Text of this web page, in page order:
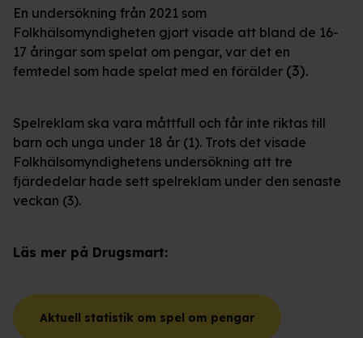
En undersökning från 2021 som
Folkhälsomyndigheten gjort visade att bland de 16-
17 åringar som spelat om pengar, var det en
femtedel som hade spelat med en förälder (3).
Spelreklam ska vara måttfull och får inte riktas till
barn och unga under 18 år (1). Trots det visade
Folkhälsomyndighetens undersökning att tre
fjärdedelar hade sett spelreklam under den senaste
veckan (3).
Läs mer på Drugsmart:
Aktuell statistik om spel om pengar